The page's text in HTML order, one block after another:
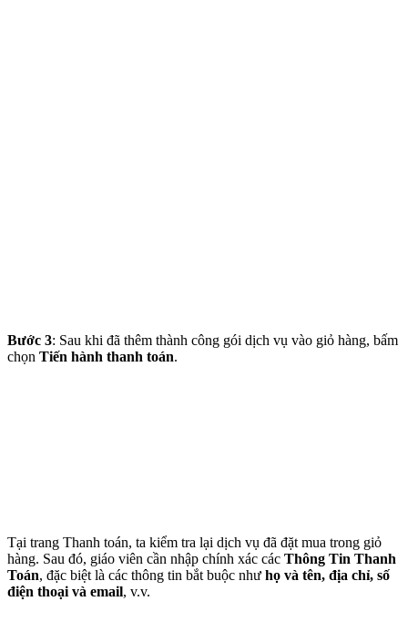
Bước 3: Sau khi đã thêm thành công gói dịch vụ vào giỏ hàng, bấm
chọn Tiến hành thanh toán.
Tại trang Thanh toán, ta kiểm tra lại dịch vụ đã đặt mua trong giỏ
hàng. Sau đó, giáo viên cần nhập chính xác các Thông Tin Thanh
Toán, đặc biệt là các thông tin bắt buộc như họ và tên, địa chỉ, số
điện thoại và email, v.v.